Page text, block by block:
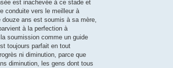
est inachevée à ce stade et
conduite vers le meilleur à
ans est soumis à sa mère,
à la perfection à
soumission comme un guide
toujours parfait en tout
ni diminution, parce que
diminution, les gens dont tous